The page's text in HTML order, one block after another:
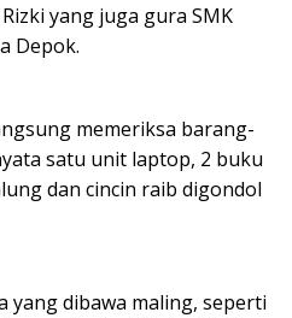
yang juga gura SMK
Depok.
memeriksa barang-
satu unit laptop, 2 buku
dan cincin raib digondol
yang dibawa maling, seperti